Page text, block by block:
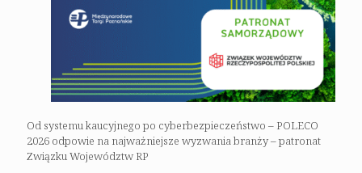
Od systemu kaucyjnego po cyberbezpieczeństwo – POLECO
2026 odpowie na najważniejsze wyzwania branży – patronat
Związku Województw RP